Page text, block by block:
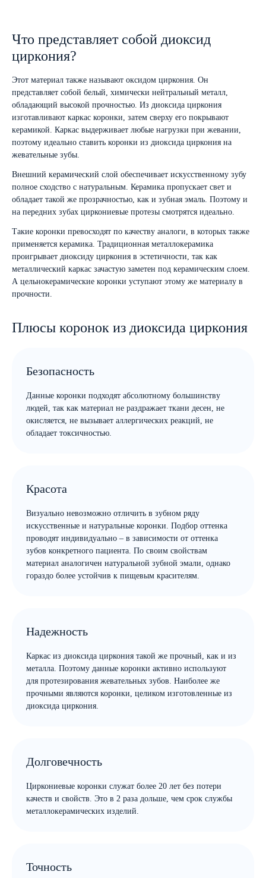
Что представляет собой диоксид
циркония?
Этот материал также называют оксидом циркония. Он
представляет собой белый, химически нейтральный металл,
обладающий высокой прочностью. Из диоксида циркония
изготавливают каркас коронки, затем сверху его покрывают
керамикой. Каркас выдерживает любые нагрузки при жевании,
поэтому идеально ставить коронки из диоксида циркония на
жевательные зубы.
Внешний керамический слой обеспечивает искусственному зубу
полное сходство с натуральным. Керамика пропускает свет и
обладает такой же прозрачностью, как и зубная эмаль. Поэтому и
на передних зубах циркониевые протезы смотрятся идеально.
Такие коронки превосходят по качеству аналоги, в которых также
применяется керамика. Традиционная металлокерамика
проигрывает диоксиду циркония в эстетичности, так как
металлический каркас зачастую заметен под керамическим слоем.
А цельнокерамические коронки уступают этому же материалу в
прочности.
Плюсы коронок из диоксида циркония
Безопасность
Данные коронки подходят абсолютному большинству
людей, так как материал не раздражает ткани десен, не
окисляется, не вызывает аллергических реакций, не
обладает токсичностью.
Красота
Визуально невозможно отличить в зубном ряду
искусственные и натуральные коронки. Подбор оттенка
проводят индивидуально – в зависимости от оттенка
зубов конкретного пациента. По своим свойствам
материал аналогичен натуральной зубной эмали, однако
гораздо более устойчив к пищевым красителям.
Надежность
Каркас из диоксида циркония такой же прочный, как и из
металла. Поэтому данные коронки активно используют
для протезирования жевательных зубов. Наиболее же
прочными являются коронки, целиком изготовленные из
диоксида циркония.
Долговечность
Циркониевые коронки служат более 20 лет без потери
качеств и свойств. Это в 2 раза дольше, чем срок службы
металлокерамических изделий.
Точность